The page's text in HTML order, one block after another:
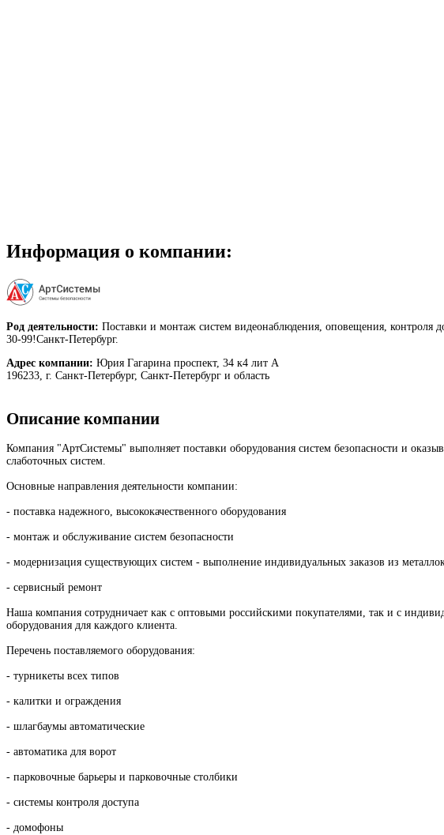
Информация о компании:
Род деятельности: Поставки и монтаж систем видеонаблюдения, оповещения, контроля
30-99!Санкт-Петербург.
Адрес компании: Юрия Гагарина проспект, 34 к4 лит А
196233, г. Санкт-Петербург, Санкт-Петербург и область
Описание компании
Компания "АртСистемы" выполняет поставки оборудования систем безопасности и
слаботочных систем.
Основные направления деятельности компании:
- поставка надежного, высококачественного оборудования
- монтаж и обслуживание систем безопасности
- модернизация существующих систем - выполнение индивидуальных заказов из
- сервисный ремонт
Наша компания сотрудничает как с оптовыми российскими покупателями, так и с
оборудования для каждого клиента.
Перечень поставляемого оборудования:
- турникеты всех типов
- калитки и ограждения
- шлагбаумы автоматические
- автоматика для ворот
- парковочные барьеры и парковочные столбики
- системы контроля доступа
- домофоны